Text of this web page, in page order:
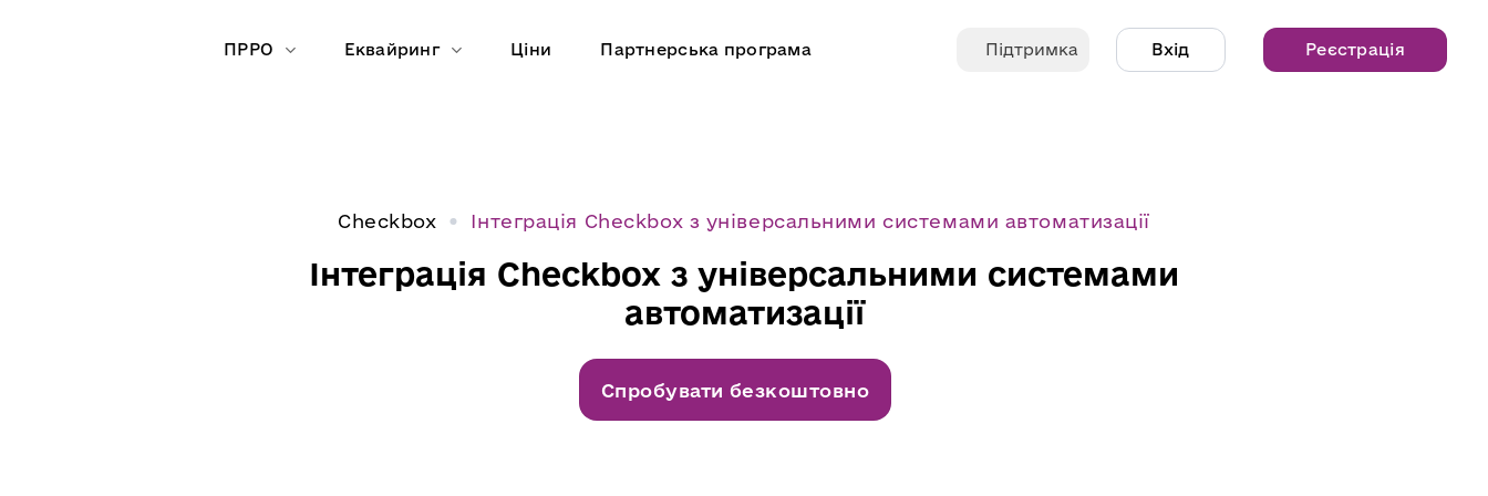
ПРРО Еквайринг Ціни Партнерська програма Підтримка Вхід Реєстрація
Checkbox Інтеграція Checkbox з універсальними системами автоматизації
Інтеграція Checkbox з універсальними системами
автоматизації
Спробувати безкоштовно